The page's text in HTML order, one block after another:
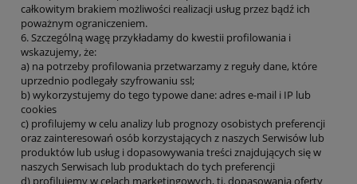
całkowitym brakiem możliwości realizacji usług przez bądź ich
poważnym ograniczeniem.
6. Szczególną wagę przykładamy do kwestii profilowania i
wskazujemy, że:
a) na potrzeby profilowania przetwarzamy z reguły dane, które
uprzednio podlegały szyfrowaniu ssl;
b) wykorzystujemy do tego typowe dane: adres e-mail i IP lub
cookies
c) profilujemy w celu analizy lub prognozy osobistych preferencji
oraz zainteresowań osób korzystających z naszych Serwisów lub
produktów lub usług i dopasowywania treści znajdujących się w
naszych Serwisach lub produktach do tych preferencji
d) profilujemy w celach marketingowych, tj. dopasowania oferty